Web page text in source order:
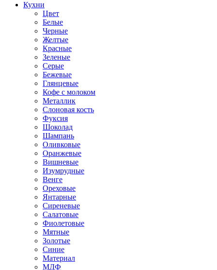
Кухни
Цвет
Белые
Черные
Желтые
Красные
Зеленые
Серые
Бежевые
Глянцевые
Кофе с молоком
Металлик
Слоновая кость
Фуксия
Шоколад
Шампань
Оливковые
Оранжевые
Вишневые
Изумрудные
Венге
Ореховые
Янтарные
Сиреневые
Салатовые
Фиолетовые
Мятные
Золотые
Синие
Материал
МДФ